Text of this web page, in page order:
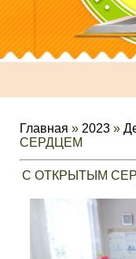
Главная » 2023 »
СЕРДЦЕМ
С ОТКРЫТЫМ